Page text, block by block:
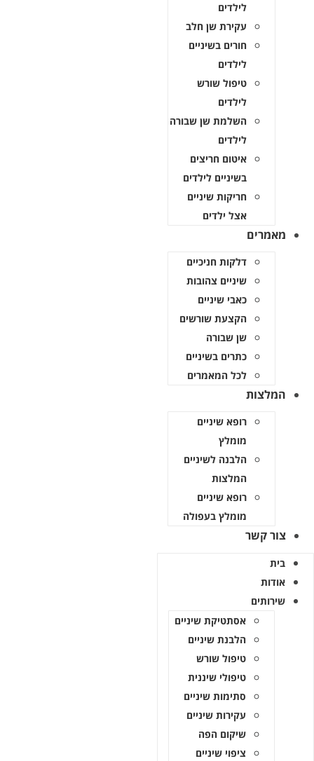
לילדים
עקירת שן חלב
חורים בשיניים
לילדים
טיפול שורש
לילדים
השלמת שן שבורה
לילדים
איטום חריצים
בשיניים לילדים
חריקות שיניים
אצל ילדים
מאמרים
דלקות חניכיים
שיניים צהובות
כאבי שיניים
הקצעת שורשים
שן שבורה
כתרים בשיניים
לכל המאמרים
המלצות
רופא שיניים
מומלץ
הלבנה לשיניים
המלצות
רופא שיניים
מומלץ בעפולה
צור קשר
בית
אודות
שירותים
אסתטיקת שיניים
הלבנת שיניים
טיפול שורש
טיפולי שיננית
סתימות שיניים
עקירות שיניים
שיקום הפה
ציפוי שיניים